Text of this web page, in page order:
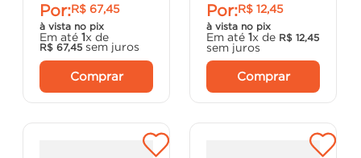
Por:R$ 67,45
à vista no pix
Em até 1x de
R$ 67,45 sem juros
Comprar
Por:R$ 12,45
à vista no pix
Em até 1x de R$ 12,45
sem juros
Comprar